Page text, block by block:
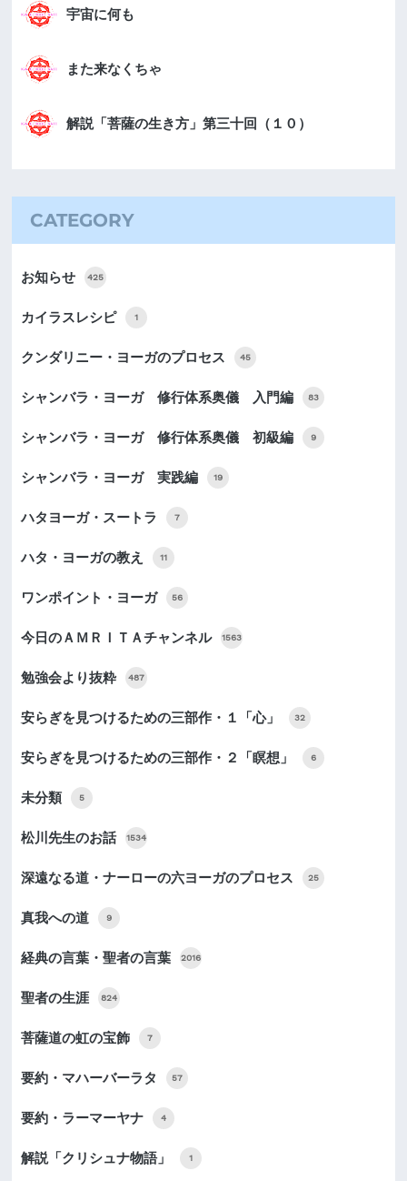
宇宙に何も
また来なくちゃ
解説「菩薩の生き方」第三十回（１０）
CATEGORY
お知らせ 425
カイラスレシピ 1
クンダリニー・ヨーガのプロセス 45
シャンバラ・ヨーガ 修行体系奥儀 入門編 83
シャンバラ・ヨーガ 修行体系奥儀 初級編 9
シャンバラ・ヨーガ 実践編 19
ハタヨーガ・スートラ 7
ハタ・ヨーガの教え 11
ワンポイント・ヨーガ 56
今日のＡＭＲＩＴＡチャンネル 1563
勉強会より抜粋 487
安らぎを見つけるための三部作・１「心」 32
安らぎを見つけるための三部作・２「瞑想」 6
未分類 5
松川先生のお話 1534
深遠なる道・ナーローの六ヨーガのプロセス 25
真我への道 9
経典の言葉・聖者の言葉 2016
聖者の生涯 824
菩薩道の虹の宝飾 7
要約・マハーバーラタ 57
要約・ラーマーヤナ 4
解説「クリシュナ物語」 1